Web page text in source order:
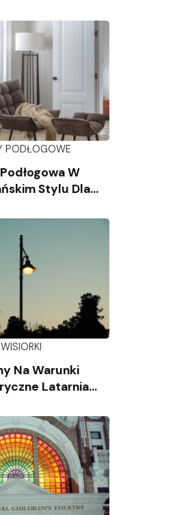
PODŁOGOWE
W
Stylu Dla
WISIORKI
Na Warunki
Latarnia